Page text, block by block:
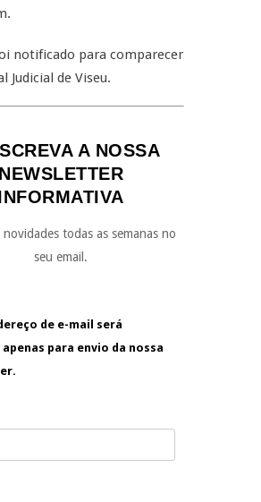
notificado para comparecer
Judicial de Viseu.
A NOSSA
NEWSLETTER
novidades todas as semanas no
seu email.
de e-mail será
para envio da nossa